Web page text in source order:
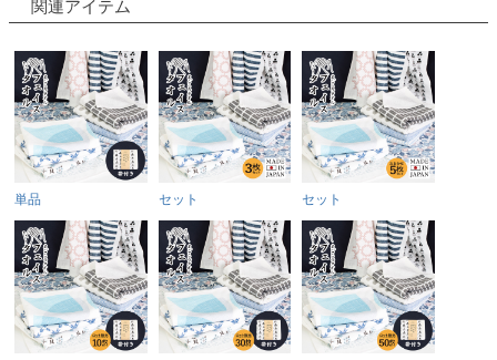
関連アイテム
単品 セット セット